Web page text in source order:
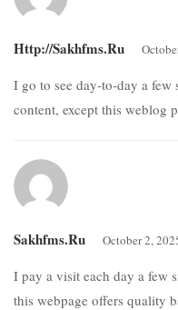
Http://sakhfms.ru
I go to see day-to-day a few
content, except this weblog
Sakhfms.ru October 2,
I pay a visit each day a few
this webpage offers quality